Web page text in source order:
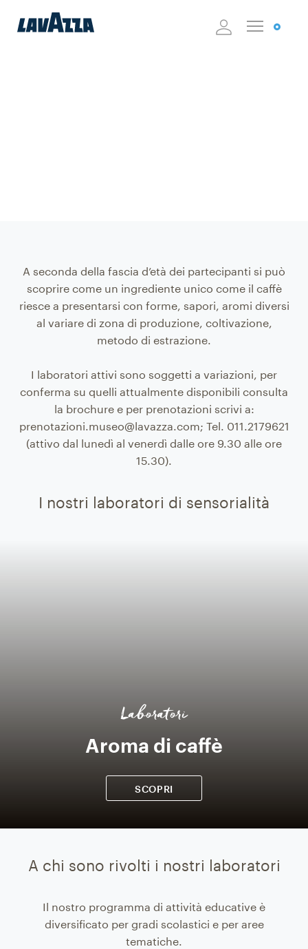
A seconda della fascia d’età dei partecipanti si può
scoprire come un ingrediente unico come il caffè
riesce a presentarsi con forme, sapori, aromi diversi
al variare di zona di produzione, coltivazione,
metodo di estrazione.
I laboratori attivi sono soggetti a variazioni, per
conferma su quelli attualmente disponibili consulta
la brochure e per prenotazioni scrivi a:
prenotazioni.museo@lavazza.com; Tel. 011.2179621
(attivo dal lunedì al venerdì dalle ore 9.30 alle ore
15.30).
I nostri laboratori di sensorialità
Laboratori
Aroma di caffè
SCOPRI
A chi sono rivolti i nostri laboratori
Il nostro programma di attività educative è
diversificato per gradi scolastici e per aree
tematiche.